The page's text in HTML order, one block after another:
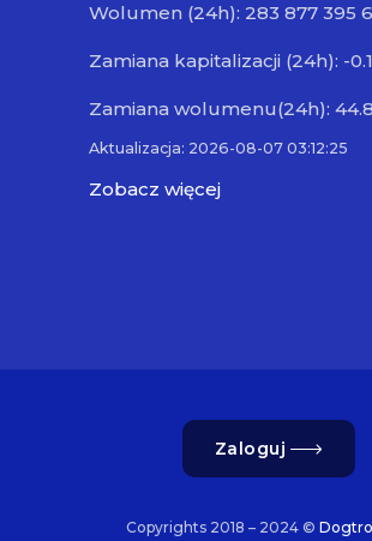
Wolumen (24h): 283 877 395
Zamiana kapitalizacji (24h): -
Zamiana wolumenu(24h):
Aktualizacja: 2026-08-07 03:12:25
Zobacz więcej
Zaloguj
Copyrights 2018 – 2024 ©